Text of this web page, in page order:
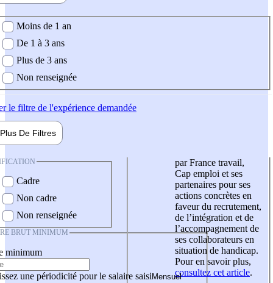
demandée
Moins de 1 an
De 1 à 3 ans
Plus de 3 ans
Non renseignée
le filtre de l'expérience demandée
Plus De Filtres
Cadre
Non cadre
Non renseignée
BRUT MINIMUM
minimum
une périodicité pour le salaire saisi
par France travail,
Cap emploi et ses
partenaires pour ses
actions concrètes en
faveur du recrutement,
de l’intégration et de
l’accompagnement de
ses collaborateurs en
situation de handicap.
Pour en savoir plus,
consultez cet article.